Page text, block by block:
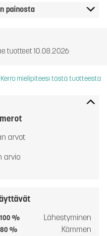
painosta
tuotteet 10.08.2026
Kerro mielipiteesi tästä tuotteesta
arvot
arvio
100 % Lähestyminen
80 % Kämmen